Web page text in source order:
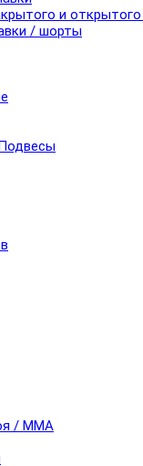
и
/ шорты
/ ММА